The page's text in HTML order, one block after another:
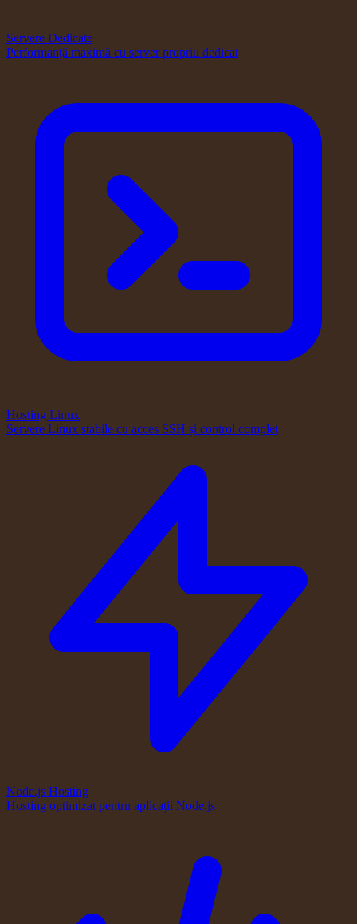
Servere Dedicate
Performanță maximă cu server propriu dedicat
Hosting Linux
Servere Linux stabile cu acces SSH și control complet
Node.js Hosting
Hosting optimizat pentru aplicații Node.js